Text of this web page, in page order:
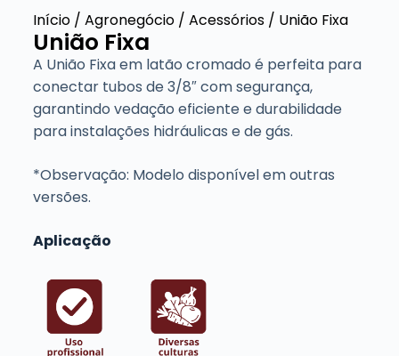
Início/ Agronegócio/ Acessórios/ União Fixa
União Fixa
A União Fixa em latão cromado é perfeita para
conectar tubos de 3/8″ com segurança,
garantindo vedação eficiente e durabilidade
para instalações hidráulicas e de gás.
*Observação: Modelo disponível em outras
versões.
Aplicação